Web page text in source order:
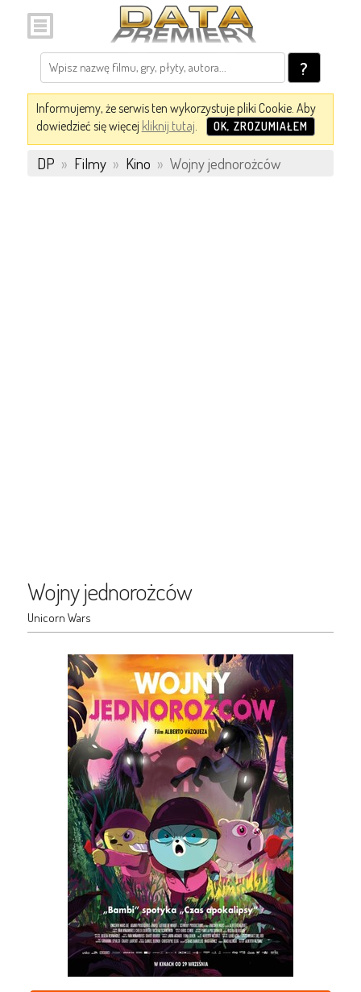
?
Informujemy, że serwis ten wykorzystuje pliki Cookie. Aby
dowiedzieć się więcej kliknij tutaj. OK, ZROZUMIAŁEM
DP » Filmy » Kino » Wojny jednorożców
Wojny jednorożców
Unicorn Wars